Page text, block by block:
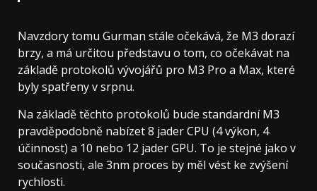
Navzdory tomu Gurman stále očekává, že M3 dorazí
brzy, a má určitou představu o tom, co očekávat na
základě protokolů vývojářů pro M3 Pro a Max, které
byly spatřeny v srpnu.
Na základě těchto protokolů bude standardní M3
pravděpodobně nabízet 8 jader CPU (4 výkon, 4
účinnost) a 10 nebo 12 jader GPU. To je stejné jako v
současnosti, ale 3nm proces by měl vést ke zvýšení
rychlosti.